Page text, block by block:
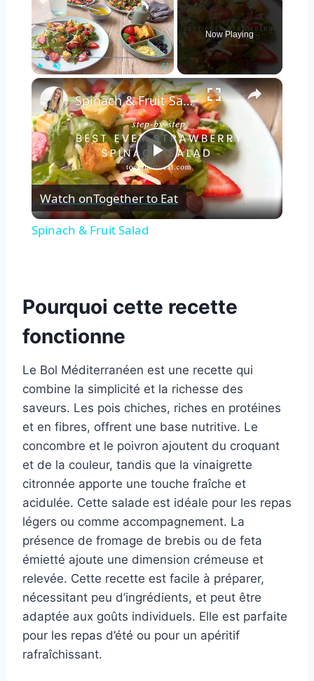
Play Unmute Fullscreen
Now Playing
×
Play
Video
Spinach & Fruit Salad
Watch onTogether to Eat
Spinach & Fruit Salad
Pourquoi cette recette
fonctionne
Le Bol Méditerranéen est une recette qui
combine la simplicité et la richesse des
saveurs. Les pois chiches, riches en protéines
et en fibres, offrent une base nutritive. Le
concombre et le poivron ajoutent du croquant
et de la couleur, tandis que la vinaigrette
citronnée apporte une touche fraîche et
acidulée. Cette salade est idéale pour les repas
légers ou comme accompagnement. La
présence de fromage de brebis ou de feta
émietté ajoute une dimension crémeuse et
relevée. Cette recette est facile à préparer,
nécessitant peu d’ingrédients, et peut être
adaptée aux goûts individuels. Elle est parfaite
pour les repas d’été ou pour un apéritif
rafraîchissant.